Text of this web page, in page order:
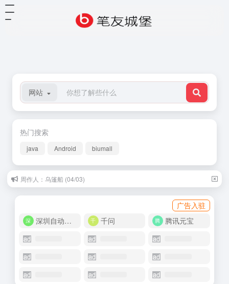
网站
热门搜索
java Android biumall
周作人：乌篷船 (04/03)
广告入驻
深圳自动化商城
千问 腾讯元宝